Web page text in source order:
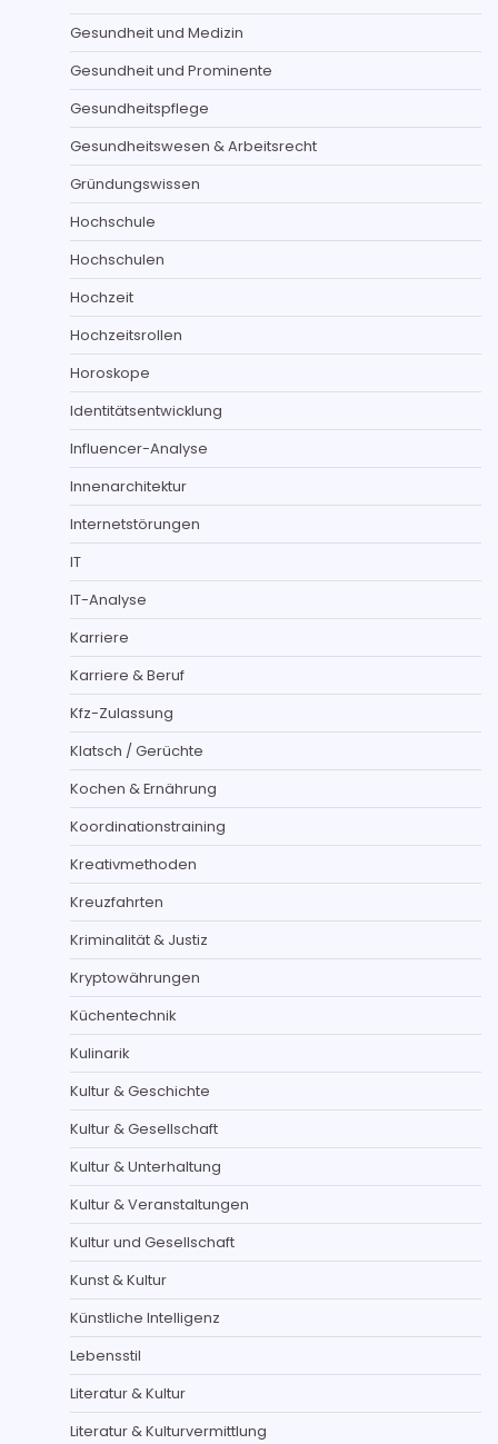
Gesundheit und Medizin
Gesundheit und Prominente
Gesundheitspflege
Gesundheitswesen & Arbeitsrecht
Gründungswissen
Hochschule
Hochschulen
Hochzeit
Hochzeitsrollen
Horoskope
Identitätsentwicklung
Influencer-Analyse
Innenarchitektur
Internetstörungen
IT
IT-Analyse
Karriere
Karriere & Beruf
Kfz-Zulassung
Klatsch / Gerüchte
Kochen & Ernährung
Koordinationstraining
Kreativmethoden
Kreuzfahrten
Kriminalität & Justiz
Kryptowährungen
Küchentechnik
Kulinarik
Kultur & Geschichte
Kultur & Gesellschaft
Kultur & Unterhaltung
Kultur & Veranstaltungen
Kultur und Gesellschaft
Kunst & Kultur
Künstliche Intelligenz
Lebensstil
Literatur & Kultur
Literatur & Kulturvermittlung